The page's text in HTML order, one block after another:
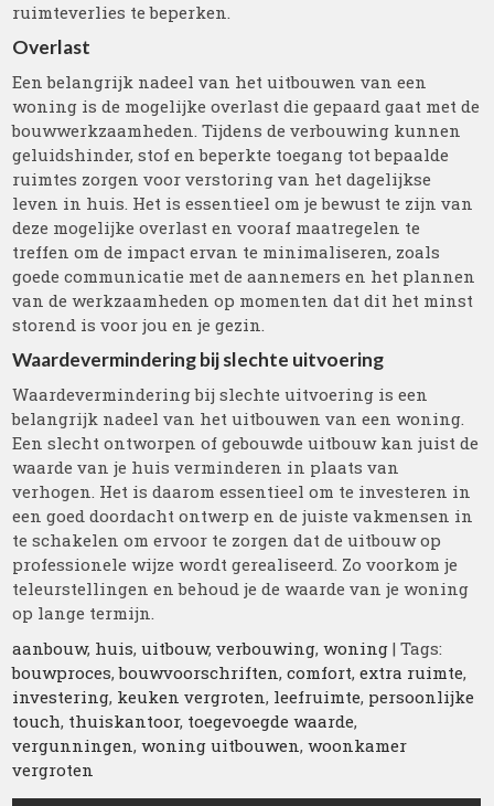
ruimteverlies te beperken.
Overlast
Een belangrijk nadeel van het uitbouwen van een
woning is de mogelijke overlast die gepaard gaat met de
bouwwerkzaamheden. Tijdens de verbouwing kunnen
geluidshinder, stof en beperkte toegang tot bepaalde
ruimtes zorgen voor verstoring van het dagelijkse
leven in huis. Het is essentieel om je bewust te zijn van
deze mogelijke overlast en vooraf maatregelen te
treffen om de impact ervan te minimaliseren, zoals
goede communicatie met de aannemers en het plannen
van de werkzaamheden op momenten dat dit het minst
storend is voor jou en je gezin.
Waardevermindering bij slechte uitvoering
Waardevermindering bij slechte uitvoering is een
belangrijk nadeel van het uitbouwen van een woning.
Een slecht ontworpen of gebouwde uitbouw kan juist de
waarde van je huis verminderen in plaats van
verhogen. Het is daarom essentieel om te investeren in
een goed doordacht ontwerp en de juiste vakmensen in
te schakelen om ervoor te zorgen dat de uitbouw op
professionele wijze wordt gerealiseerd. Zo voorkom je
teleurstellingen en behoud je de waarde van je woning
op lange termijn.
aanbouw, huis,uitbouw,verbouwing,woning | Tags:
bouwproces,bouwvoorschriften,comfort,extra ruimte,
investering, keuken vergroten, leefruimte, persoonlijke
touch, thuiskantoor, toegevoegde waarde,
vergunningen,woning uitbouwen,woonkamer
vergroten